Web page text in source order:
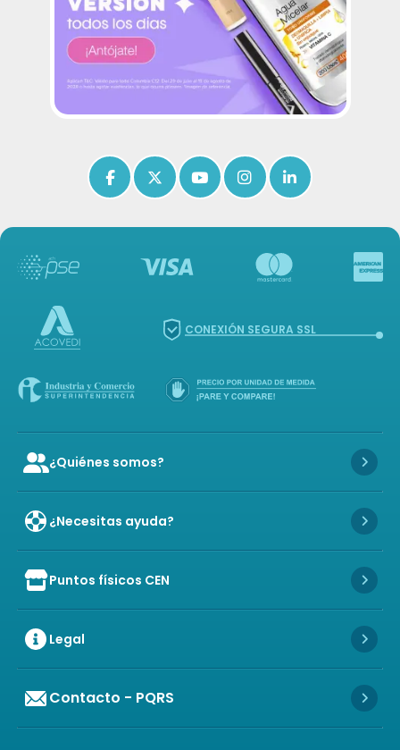
Icon of facebook-f
Icon of x-twitter
Icon of youtube
Icon of instagram
Icon of
CONEXIÓN SEGURA SSL
Icon of user-group
¿Quiénes somos? Icon
¿Necesitas ayuda? Icon
Icon of store
Puntos físicos CEN Icon
Legal Icon
Contacto - PQRS Icon